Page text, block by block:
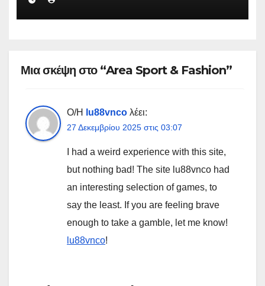
Μια σκέψη στο “Area Sport & Fashion”
Ο/Η lu88vnco λέει:
27 Δεκεμβρίου 2025 στις 03:07
I had a weird experience with this site,
but nothing bad! The site lu88vnco had
an interesting selection of games, to
say the least. If you are feeling brave
enough to take a gamble, let me know!
lu88vnco!